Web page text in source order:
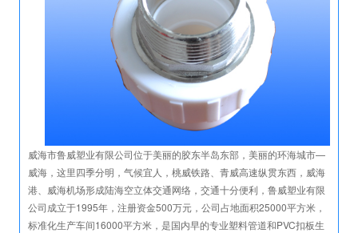
威海市鲁威塑业有限公司位于美丽的胶东半岛东部，美丽的环海城市—
威海，这里四季分明，气候宜人，桃威铁路、青威高速纵贯东西，威海
港、威海机场形成陆海空立体交通网络，交通十分便利，鲁威塑业有限
公司成立于1995年，注册资金500万元，公司占地面积25000平方米，
标准化生产车间16000平方米，是国内早的专业塑料管道和PVC扣板生